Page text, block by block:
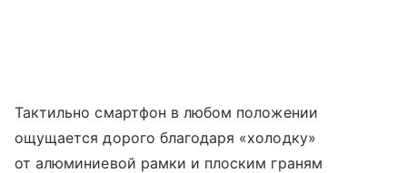
Тактильно смартфон в любом положении
ощущается дорого благодаря «холодку»
от алюминиевой рамки и плоским граням